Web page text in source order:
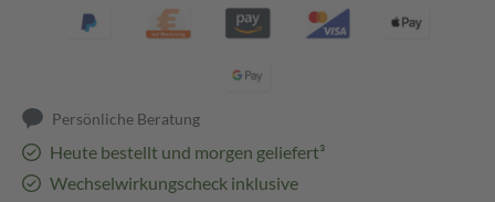
Persönliche Beratung
Heute bestellt und morgen geliefert³
Wechselwirkungscheck inklusive